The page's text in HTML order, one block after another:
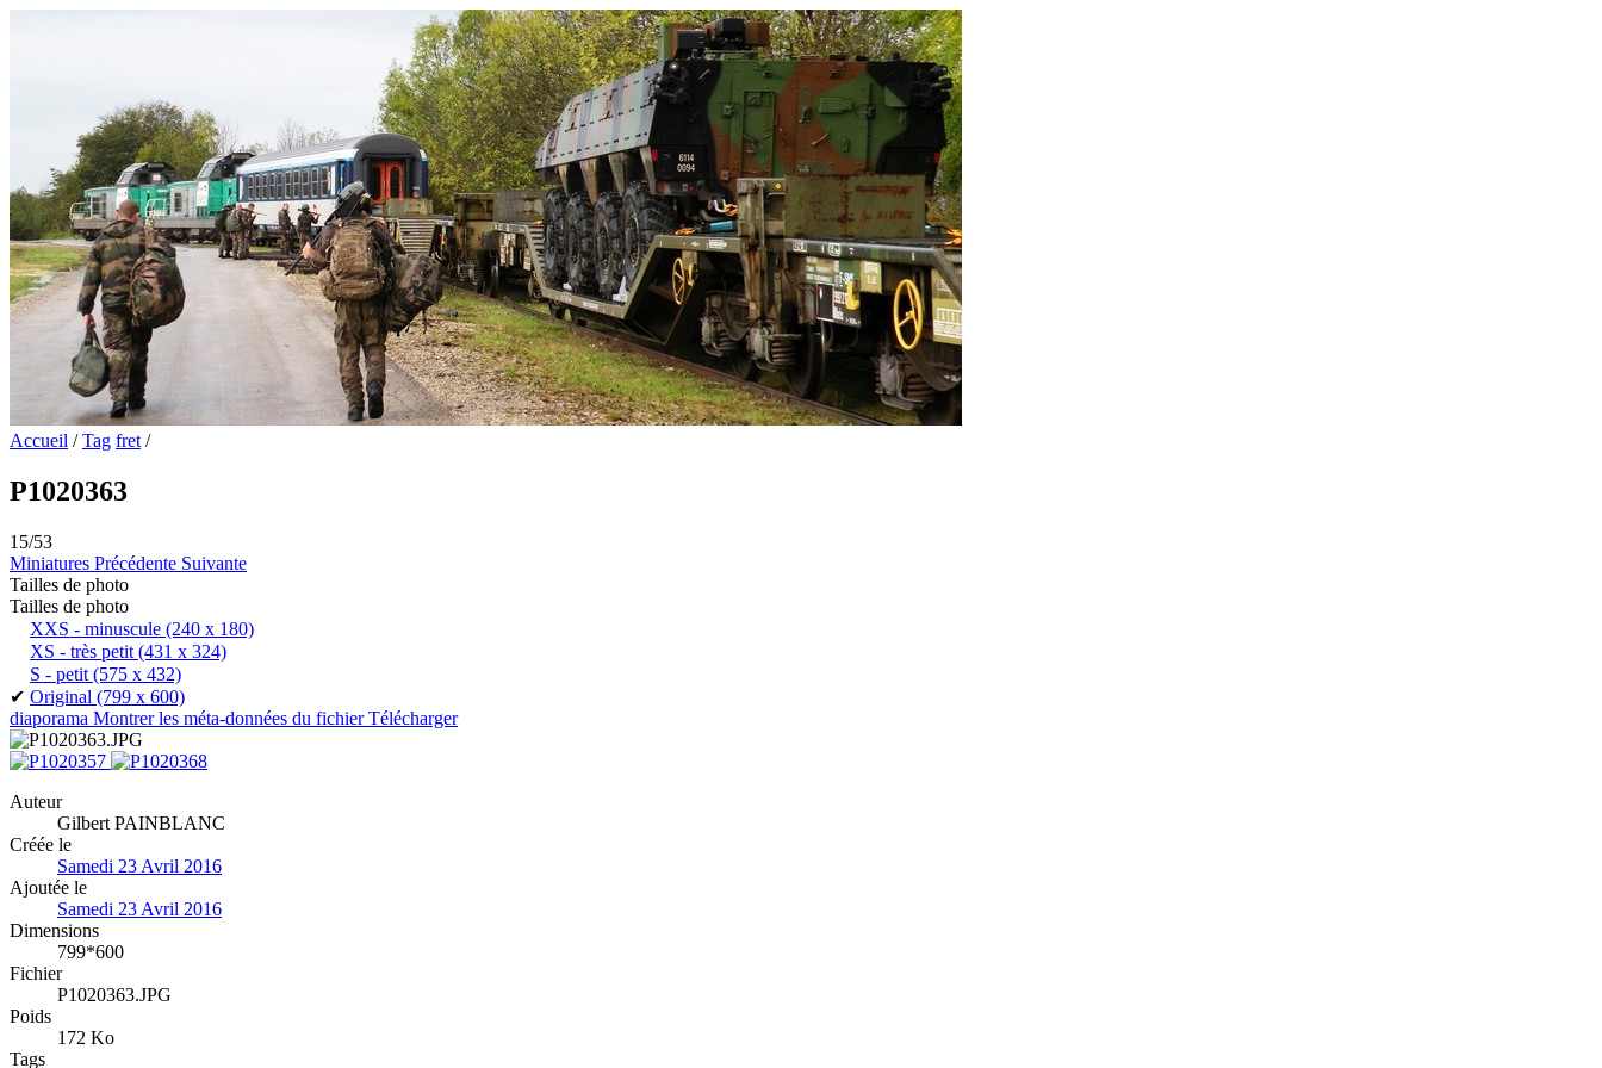
Accueil /Tag fret /
P1020363
15/53
Miniatures Précédente Suivante
Tailles de photo
Tailles de photo
XXS - minuscule (240 x 180)
XS - très petit (431 x 324)
S - petit (575 x 432)
✔ Original (799 x 600)
diaporama Montrer les méta-données du fichier Télécharger
Auteur
Gilbert PAINBLANC
Créée le
Samedi 23 Avril 2016
Ajoutée le
Samedi 23 Avril 2016
Dimensions
799*600
Fichier
P1020363.JPG
Poids
172 Ko
Tags